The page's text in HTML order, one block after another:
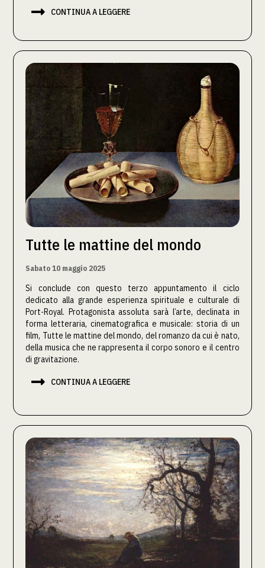
 CONTINUA A LEGGERE
Tutte le mattine del mondo
Sabato 10 maggio 2025
Si conclude con questo terzo appuntamento il ciclo
dedicato alla grande esperienza spirituale e culturale di
Port-Royal. Protagonista assoluta sarà l’arte, declinata in
forma letteraria, cinematografica e musicale: storia di un
film, Tutte le mattine del mondo, del romanzo da cui è nato,
della musica che ne rappresenta il corpo sonoro e il centro
di gravitazione.
 CONTINUA A LEGGERE